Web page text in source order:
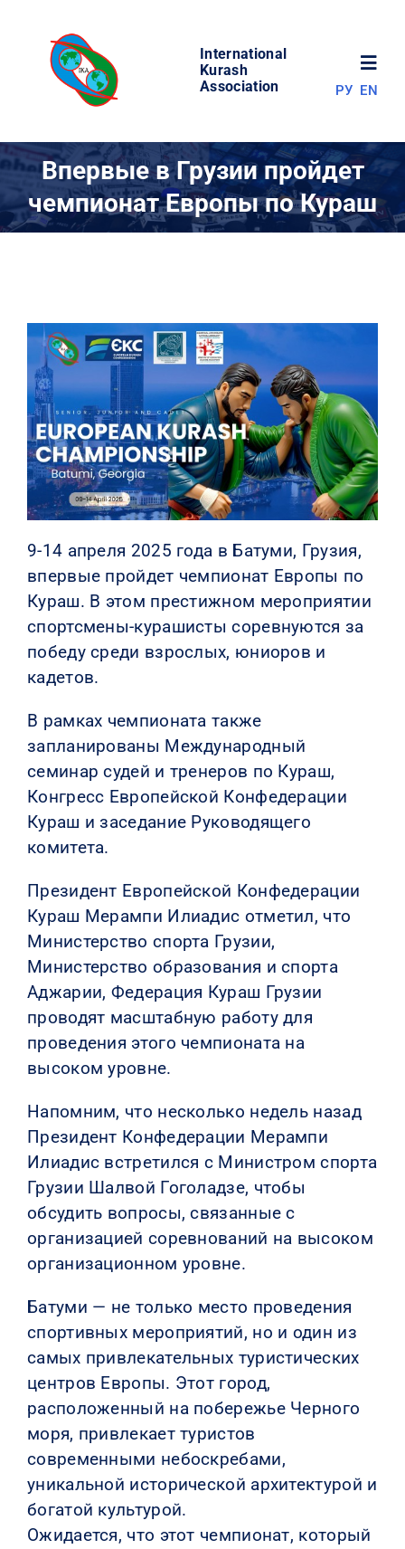
content
International
Kurash
Association
МИР КУРАША
РЕЗУЛЬТАТЫ
КОНТАКТЫ
РУ EN
Впервые в Грузии пройдет
чемпионат Европы по Кураш
9-14 апреля 2025 года в Батуми, Грузия,
впервые пройдет чемпионат Европы по
Кураш. В этом престижном мероприятии
спортсмены-курашисты соревнуются за
победу среди взрослых, юниоров и
кадетов.
В рамках чемпионата также
запланированы Международный
семинар судей и тренеров по Кураш,
Конгресс Европейской Конфедерации
Кураш и заседание Руководящего
комитета.
Президент Европейской Конфедерации
Кураш Мерампи Илиадис отметил, что
Министерство спорта Грузии,
Министерство образования и спорта
Аджарии, Федерация Кураш Грузии
проводят масштабную работу для
проведения этого чемпионата на
высоком уровне.
Напомним, что несколько недель назад
Президент Конфедерации Мерампи
Илиадис встретился с Министром спорта
Грузии Шалвой Гоголадзе, чтобы
обсудить вопросы, связанные с
организацией соревнований на высоком
организационном уровне.
Батуми — не только место проведения
спортивных мероприятий, но и один из
самых привлекательных туристических
центров Европы. Этот город,
расположенный на побережье Черного
моря, привлекает туристов
современными небоскребами,
уникальной исторической архитектурой и
богатой культурой.
Ожидается, что этот чемпионат, который